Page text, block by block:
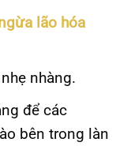
lão hóa
nhàng.
để các
bên trong làn